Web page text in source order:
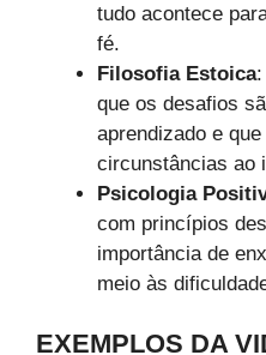
tudo acontece
fé.
Filosofia Estoica:
que os desafios
aprendizado e
circunstâncias ao
Psicologia
com princípios
importância de
meio às
EXEMPLOS DA